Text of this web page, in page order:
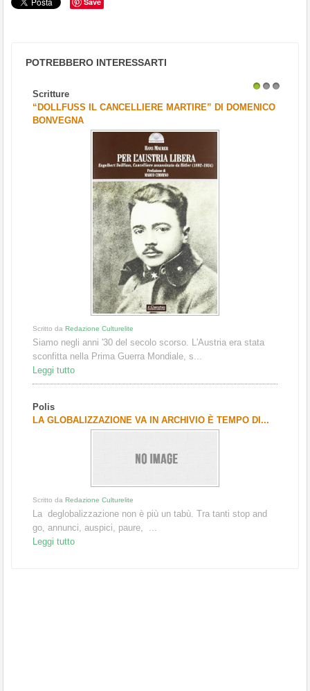
POTREBBERO INTERESSARTI
Scritture
“DOLLFUSS IL CANCELLIERE MARTIRE” DI DOMENICO
BONVEGNA
Scritto da Redazione Culturelite
Siamo negli anni '30 del secolo scorso. L'Austria era stata
sconfitta nella Prima Guerra Mondiale, s...
Leggi tutto
Polis
LA GLOBALIZZAZIONE VA IN ARCHIVIO È TEMPO DI...
Scritto da Redazione Culturelite
La deglobalizzazione non è più un tabù. Tra tanti stop and
go, annunci, auspici, paure, ...
Leggi tutto